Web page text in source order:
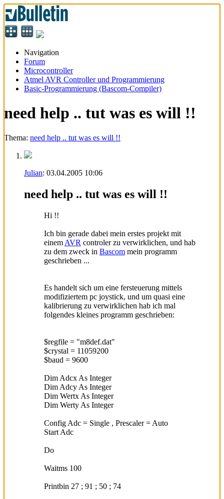
Navigation
Forum
Microcontroller
Atmel AVR Controller und Programmierung
Basic-Programmierung (Bascom-Compiler)
need help .. tut was es will !!
Thema: need help .. tut was es will !!
Julian: 03.04.2005 10:06
need help .. tut was es will !!
Hi !!
Ich bin gerade dabei mein erstes projekt mit
einem AVR controler zu verwirklichen, und hab
zu dem zweck in Bascom mein programm
geschrieben ...
Es handelt sich um eine fersteuerung mittels
modifiziertem pc joystick, und um quasi eine
kalibrierung zu verwirklichen hab ich mal
folgendes kleines programm geschrieben:
$regfile = "m8def.dat"
$crystal = 11059200
$baud = 9600
Dim Adcx As Integer
Dim Adcy As Integer
Dim Wertx As Integer
Dim Werty As Integer
Config Adc = Single , Prescaler = Auto
Start Adc
Do
Waitms 100
Printbin 27 ; 91 ; 50 ; 74